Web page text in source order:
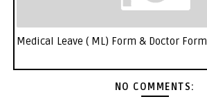
Medical Leave ( ML) Form & Doctor Form
NO COMMENTS: